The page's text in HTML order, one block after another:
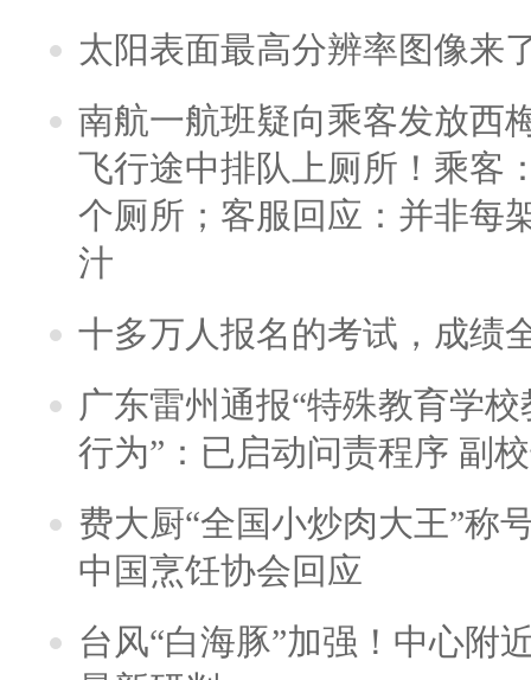
太阳表面最高分辨率图像来
南航一航班疑向乘客发放西
飞行途中排队上厕所！乘客
个厕所；客服回应：并非每
汁
十多万人报名的考试，成绩
广东雷州通报“特殊教育学
行为”：已启动问责程序 副
费大厨“全国小炒肉大王”称
中国烹饪协会回应
台风“白海豚”加强！中心附